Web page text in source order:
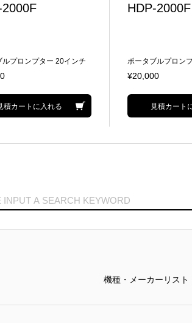
2000F
ルプロンプター 20インチ
積カートに入れる
HDP-2000F
ポータブルプロン
具付属
¥20,000
見積カート
機種・メーカーリスト